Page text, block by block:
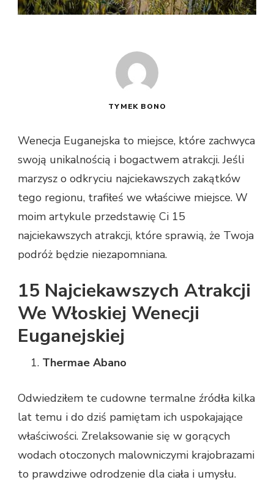
TYMEK BONO
Wenecja Euganejska to miejsce, które zachwyca
swoją unikalnością i bogactwem atrakcji. Jeśli
marzysz o odkryciu najciekawszych zakątków
tego regionu, trafiłeś we właściwe miejsce. W
moim artykule przedstawię Ci 15
najciekawszych atrakcji, które sprawią, że Twoja
podróż będzie niezapomniana.
15 Najciekawszych Atrakcji
We Włoskiej Wenecji
Euganejskiej
Thermae Abano
Odwiedziłem te cudowne termalne źródła kilka
lat temu i do dziś pamiętam ich uspokajające
właściwości. Zrelaksowanie się w gorących
wodach otoczonych malowniczymi krajobrazami
to prawdziwe odrodzenie dla ciała i umysłu.